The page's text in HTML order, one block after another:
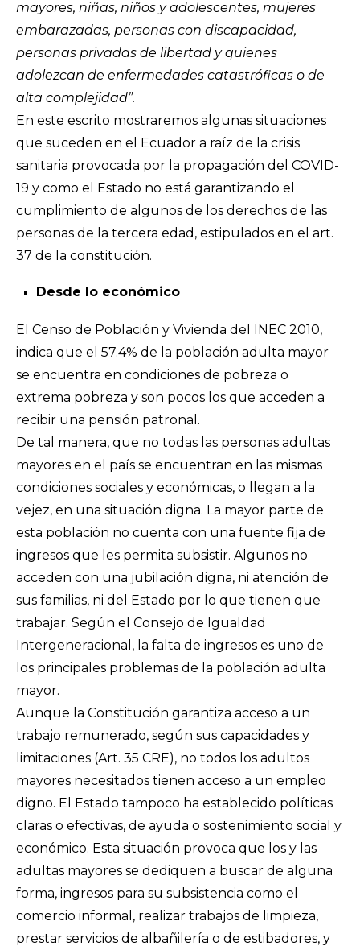
mayores, niñas, niños y adolescentes, mujeres
embarazadas, personas con discapacidad,
personas privadas de libertad y quienes
adolezcan de enfermedades catastróficas o de
alta complejidad”.
En este escrito mostraremos algunas situaciones
que suceden en el Ecuador a raíz de la crisis
sanitaria provocada por la propagación del COVID-
19 y como el Estado no está garantizando el
cumplimiento de algunos de los derechos de las
personas de la tercera edad, estipulados en el art.
37 de la constitución.
Desde lo económico
El Censo de Población y Vivienda del INEC 2010,
indica que el 57.4% de la población adulta mayor
se encuentra en condiciones de pobreza o
extrema pobreza y son pocos los que acceden a
recibir una pensión patronal.
De tal manera, que no todas las personas adultas
mayores en el país se encuentran en las mismas
condiciones sociales y económicas, o llegan a la
vejez, en una situación digna. La mayor parte de
esta población no cuenta con una fuente fija de
ingresos que les permita subsistir. Algunos no
acceden con una jubilación digna, ni atención de
sus familias, ni del Estado por lo que tienen que
trabajar. Según el Consejo de Igualdad
Intergeneracional, la falta de ingresos es uno de
los principales problemas de la población adulta
mayor.
Aunque la Constitución garantiza acceso a un
trabajo remunerado, según sus capacidades y
limitaciones (Art. 35 CRE), no todos los adultos
mayores necesitados tienen acceso a un empleo
digno. El Estado tampoco ha establecido políticas
claras o efectivas, de ayuda o sostenimiento social y
económico. Esta situación provoca que los y las
adultas mayores se dediquen a buscar de alguna
forma, ingresos para su subsistencia como el
comercio informal, realizar trabajos de limpieza,
prestar servicios de albañilería o de estibadores, y